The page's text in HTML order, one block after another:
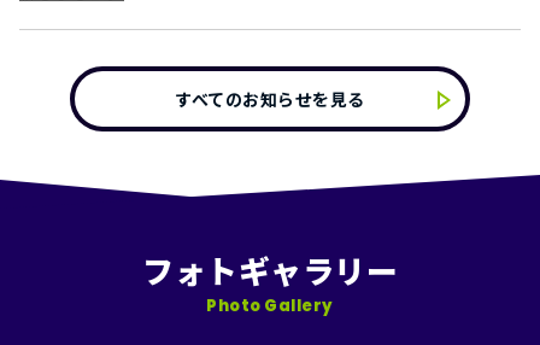
すべてのお知らせを見る
フォトギャラリー
Photo Gallery